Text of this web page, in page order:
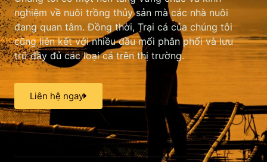
nghiệm về nuôi trồng thủy sản mà các nhà nuôi
đang quan tâm. Đồng thời, Trại cá của chúng tôi
cũng liên kết với nhiều đầu mối phân phối và lưu
trữ đầy đủ các loại cá trên thị trường.
Liên hệ ngay